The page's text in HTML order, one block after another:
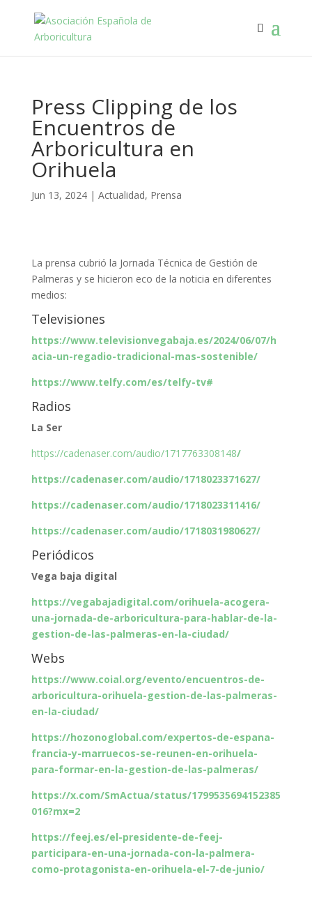
Press Clipping de los
Encuentros de
Arboricultura en
Orihuela
Jun 13, 2024| Actualidad, Prensa
La prensa cubrió la Jornada Técnica de Gestión de
Palmeras y se hicieron eco de la noticia en diferentes
medios:
Televisiones
https://www.televisionvegabaja.es/2024/06/07/h
acia-un-regadio-tradicional-mas-sostenible/
https://www.telfy.com/es/telfy-tv#
Radios
La Ser
https://cadenaser.com/audio/1717763308148/
https://cadenaser.com/audio/1718023371627/
https://cadenaser.com/audio/1718023311416/
https://cadenaser.com/audio/1718031980627/
Periódicos
Vega baja digital
https://vegabajadigital.com/orihuela-acogera-
una-jornada-de-arboricultura-para-hablar-de-la-
gestion-de-las-palmeras-en-la-ciudad/
Webs
https://www.coial.org/evento/encuentros-de-
arboricultura-orihuela-gestion-de-las-palmeras-
en-la-ciudad/
https://hozonoglobal.com/expertos-de-espana-
francia-y-marruecos-se-reunen-en-orihuela-
para-formar-en-la-gestion-de-las-palmeras/
https://x.com/SmActua/status/1799535694152385
016?mx=2
https://feej.es/el-presidente-de-feej-
participara-en-una-jornada-con-la-palmera-
como-protagonista-en-orihuela-el-7-de-junio/